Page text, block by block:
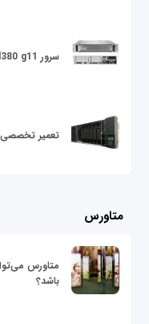
سرور dl380 g11
تعمیر
متاورس
متاورس
باشد؟